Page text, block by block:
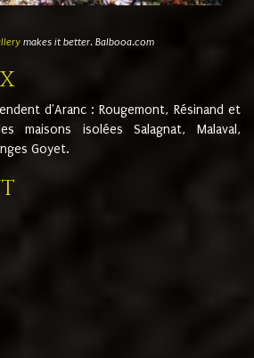
makes it better. Balbooa.com
d'Aranc : Rougemont, Résinand et
maisons isolées Salagnat, Malaval,
Goyet.